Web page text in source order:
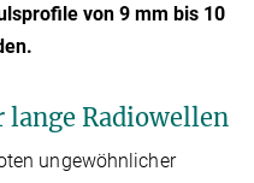
von 9 mm bis 10
lange Radiowellen
ungewöhnlicher